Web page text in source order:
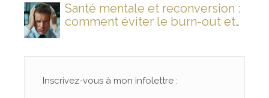
Santé mentale et reconversion :
comment éviter le burn-out et
Inscrivez-vous à mon infolettre :